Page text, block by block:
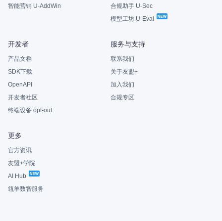
智能营销 U-AddWin
合规助手 U-Sec
模型工坊 U-Eval
开发者
产品文档
SDK下载
OpenAPI
开发者社区
终端设备 opt-out
服务与支持
联系我们
关于友盟+
加入我们
合规专区
更多
官方资讯
友盟+学院
AI Hub
瓴羊数智服务